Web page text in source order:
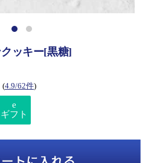
ッキー[黒糖]
(4.9/62件)
e
ギフト